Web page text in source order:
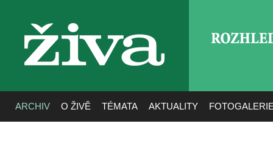
živa
ARCHIV O ŽIVĚ TÉMATA AKTUALITY